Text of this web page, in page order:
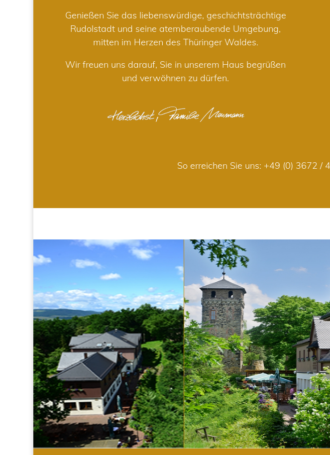
Genießen Sie das liebenswürdige, geschichtsträchtige
Rudolstadt und seine atemberaubende Umgebung,
mitten im Herzen des Thüringer Waldes.
Wir freuen uns darauf, Sie in unserem Haus begrüßen
und verwöhnen zu dürfen.
So erreichen Sie uns: +49 (0) 3672 /
HOTEL RESTAURANT